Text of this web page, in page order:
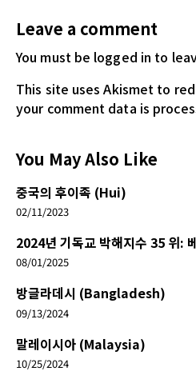
Leave a comment
You must be logged in to
This site uses Akismet to
your comment data is
You May Also Like
중국의 후이족 (Hui)
02/11/2023
2024년 기독교 박해지수 35 위:
08/01/2025
방글라데시 (Bangladesh)
09/13/2024
말레이시아 (Malaysia)
10/25/2024